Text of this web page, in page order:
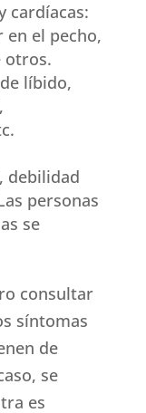
cardíacas:
el pecho,
otros.
líbido,
debilidad
personas
se
consultar
síntomas
de
se
es